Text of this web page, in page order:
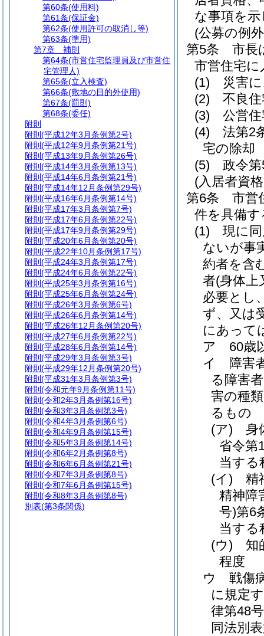
な事項を
(公募の例
第5条
市長
市営住宅
(1)
災害
(2)
不良
(3)
公営
(4)
法第2
宅の除却
(5)
政令
(入居者資
第6条
市営
件を具備
(1)
現に
ないが事
約者を含
者(身体上
必要とし
ず、又は
にあって
ア
60歳
イ
障害
る障害
害の種
るもの
(ア)
身
省令第
当する
(イ)
精
精神障
号)第6
当する
(ウ)
程度
ウ
戦傷
に規定
律第48
同法別
第60条(使用料)
第61条(保証金)
第62条(使用許可の取消し等)
第63条(準用)
第7章
補則
第64条(市営住宅監理員及び市営住
宅管理人)
第65条(立入検査)
第66条(敷地の目的外使用)
第67条(罰則)
第68条(委任)
附則
附則 (平成12年3月条例第2号)
附則 (平成12年9月条例第21号)
附則 (平成13年9月条例第26号)
附則 (平成14年3月条例第13号)
附則 (平成14年6月条例第21号)
附則 (平成14年12月条例第29号)
附則 (平成16年6月条例第14号)
附則 (平成17年3月条例第7号)
附則 (平成17年6月条例第22号)
附則 (平成17年9月条例第29号)
附則 (平成20年6月条例第20号)
附則 (平成22年10月条例第17号)
附則 (平成24年3月条例第17号)
附則 (平成24年6月条例第22号)
附則 (平成25年3月条例第16号)
附則 (平成25年6月条例第24号)
附則 (平成26年3月条例第6号)
附則 (平成26年6月条例第14号)
附則 (平成26年12月条例第20号)
附則 (平成27年6月条例第22号)
附則 (平成28年6月条例第14号)
附則 (平成29年3月条例第3号)
附則 (平成29年12月条例第20号)
附則 (平成31年3月条例第3号)
附則 (令和元年9月条例第11号)
附則 (令和2年3月条例第16号)
附則 (令和3年3月条例第3号)
附則 (令和4年3月条例第6号)
附則 (令和4年9月条例第15号)
附則 (令和5年3月条例第14号)
附則 (令和6年2月条例第8号)
附則 (令和6年6月条例第21号)
附則 (令和7年3月条例第8号)
附則 (令和7年6月条例第15号)
附則 (令和8年3月条例第8号)
別表(第3条関係)